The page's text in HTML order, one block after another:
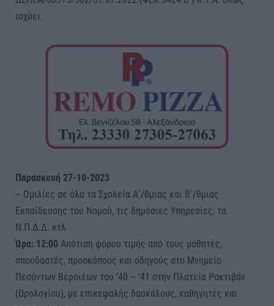
ισχύει.
Παρασκευή 27-10-2023
– Ομιλίες σε όλα τα Σχολεία Α΄/θμιας και Β΄/θμιας
Εκπαίδευσης του Νομού, τις δημόσιες Υπηρεσίες, τα
Ν.Π.Δ.Δ. κτλ
Ώρα: 12:00 Απότιση φόρου τιμής από τους μαθητές,
σπουδαστές, προσκόπους και οδηγούς στο Μνημείο
Πεσόντων Βεροιέων του ’40 – ‘41 στην Πλατεία Ρακτιβάν
(Ωρολογίου), με επικεφαλής δασκάλους, καθηγητές και